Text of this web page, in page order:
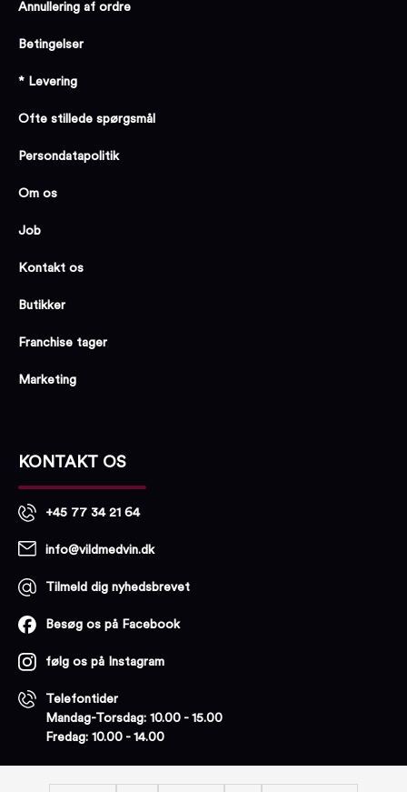
Annullering af ordre
Betingelser
* Levering
Ofte stillede spørgsmål
Persondatapolitik
Om os
Job
Kontakt os
Butikker
Franchise tager
Marketing
KONTAKT OS
+45 77 34 21 64
info@vildmedvin.dk
Tilmeld dig nyhedsbrevet
Besøg os på Facebook
følg os på Instagram
Telefontider
Mandag-Torsdag: 10.00 - 15.00
Fredag: 10.00 - 14.00